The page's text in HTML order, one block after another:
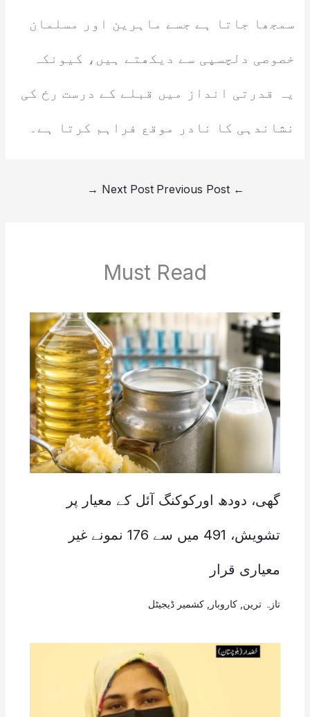
سمجھا جاتا ہے جسے ماہرین اور مسلمان
خصوصی دلچسپی سے دیکھتے ہیں، کیونکہ
یہ قدرتی انداز میں قبلے کے درست رخ کی
نشاندہی کا نادر موقع فراہم کرتا ہے۔
←
Next Post
→
Must Read
گھی، دودھ اورکوکنگ آئل کے معیار پر
تشویش، 491 میں سے 176 نمونے غیر
معیاری قرار
تازہ ترین کاروبار کشمیر ڈیجیٹل